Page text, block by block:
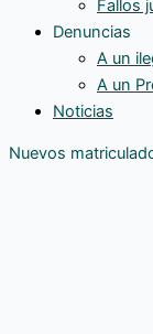
Fallos
Denuncias
A un
A un
Noticias
Nuevos